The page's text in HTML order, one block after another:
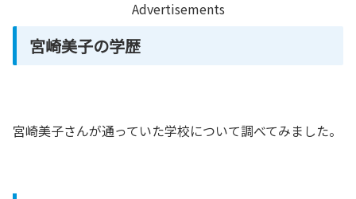
Advertisements
宮崎美子の学歴
宮崎美子さんが通っていた学校について調べてみました。